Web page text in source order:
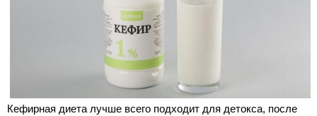
Кефирная диета лучше всего подходит для детокса, после